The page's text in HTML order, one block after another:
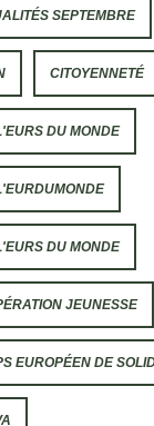
SEPTEMBRE
CITOYENNETÉ
DU MONDE
DU MONDE
JEUNESSE
EUROPÉEN DE